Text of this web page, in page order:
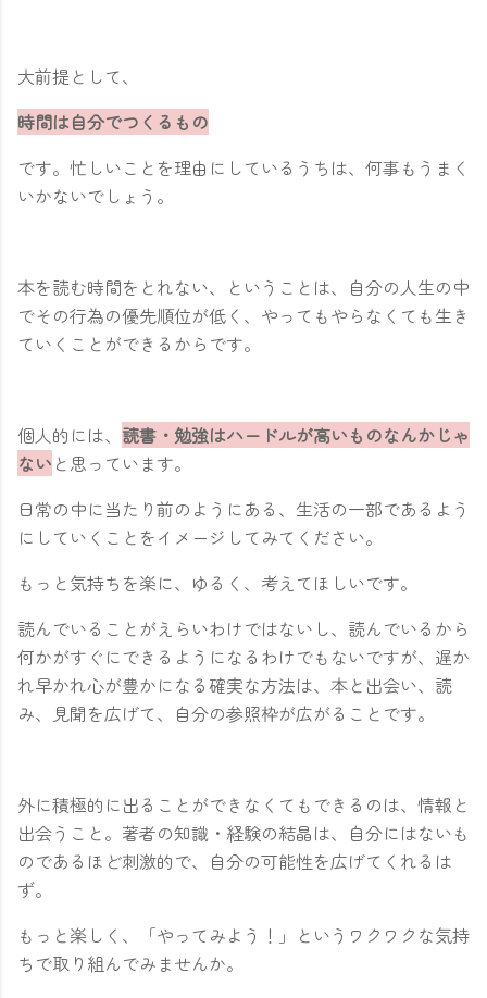
大前提として、
時間は自分でつくるもの
です。忙しいことを理由にしているうちは、何事もうまく
いかないでしょう。
本を読む時間をとれない、ということは、自分の人生の中
でその行為の優先順位が低く、やってもやらなくても生き
ていくことができるからです。
個人的には、 読書・勉強はハードルが高いものなんかじゃ
ない と思っています。
日常の中に当たり前のようにある、生活の一部であるよう
にしていくことをイメージしてみてください。
もっと気持ちを楽に、ゆるく、考えてほしいです。
読んでいることがえらいわけではないし、読んでいるから
何かがすぐにできるようになるわけでもないですが、遅か
れ早かれ心が豊かになる確実な方法は、本と出会い、読
み、見聞を広げて、自分の参照枠が広がることです。
外に積極的に出ることができなくてもできるのは、情報と
出会うこと。著者の知識・経験の結晶は、自分にはないも
のであるほど刺激的で、自分の可能性を広げてくれるは
ず。
もっと楽しく、「やってみよう！」というワクワクな気持
ちで取り組んでみませんか。